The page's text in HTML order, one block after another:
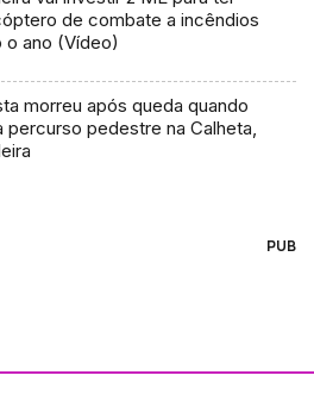
de combate a incêndios
o ano (Vídeo)
morreu após queda quando
percurso pedestre na Calheta,
PUB